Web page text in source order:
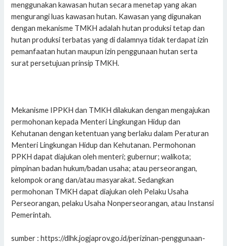
menggunakan kawasan hutan secara menetap yang akan
mengurangi luas kawasan hutan. Kawasan yang digunakan
dengan mekanisme TMKH adalah hutan produksi tetap dan
hutan produksi terbatas yang di dalamnya tidak terdapat izin
pemanfaatan hutan maupun izin penggunaan hutan serta
surat persetujuan prinsip TMKH.
Mekanisme IPPKH dan TMKH dilakukan dengan mengajukan
permohonan kepada Menteri Lingkungan Hidup dan
Kehutanan dengan ketentuan yang berlaku dalam Peraturan
Menteri Lingkungan Hidup dan Kehutanan. Permohonan
PPKH dapat diajukan oleh menteri; gubernur; walikota;
pimpinan badan hukum/badan usaha; atau perseorangan,
kelompok orang dan/atau masyarakat. Sedangkan
permohonan TMKH dapat diajukan oleh Pelaku Usaha
Perseorangan, pelaku Usaha Nonperseorangan, atau Instansi
Pemerintah.
sumber : https://dlhk.jogjaprov.go.id/perizinan-penggunaan-